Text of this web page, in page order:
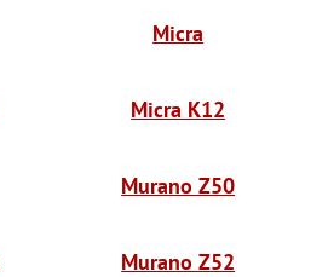
Micra
Micra K12
Murano Z50
Murano Z52